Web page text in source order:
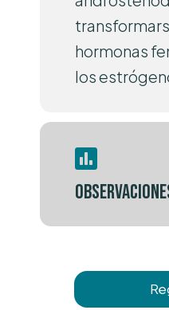
hormonas
los